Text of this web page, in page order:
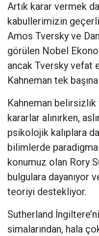
Artık karar vermek
kabullerimizin geçerli
Amos Tversky ve
görülen Nobel
ancak Tversky vefat
Kahneman tek başına
Kahneman belirsizlik
kararlar alınırken,
psikolojik kalıplara
bilimlerde
konumuz olan Rory
bulgulara dayanıyor
teoriyi destekliyor.
Sutherland
simalarından, hala